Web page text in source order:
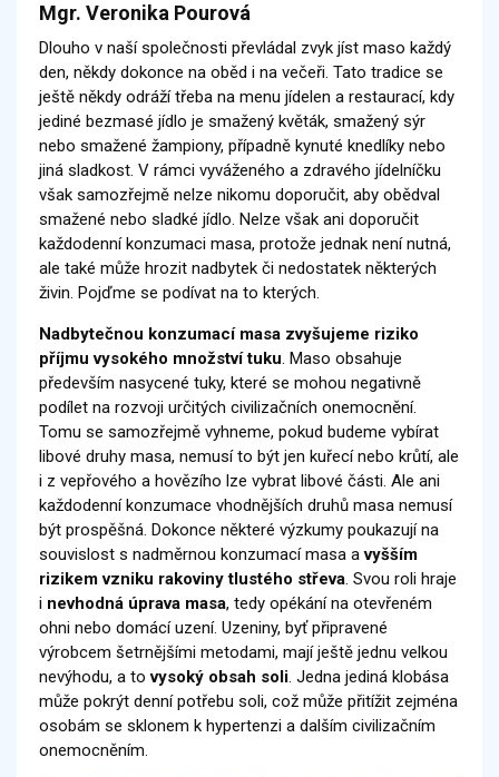
Mgr. Veronika Pourová
Dlouho v naší společnosti převládal zvyk jíst maso každý
den, někdy dokonce na oběd i na večeři. Tato tradice se
ještě někdy odráží třeba na menu jídelen a restaurací, kdy
jediné bezmasé jídlo je smažený květák, smažený sýr
nebo smažené žampiony, případně kynuté knedlíky nebo
jiná sladkost. V rámci vyváženého a zdravého jídelníčku
však samozřejmě nelze nikomu doporučit, aby obědval
smažené nebo sladké jídlo. Nelze však ani doporučit
každodenní konzumaci masa, protože jednak není nutná,
ale také může hrozit nadbytek či nedostatek některých
živin. Pojďme se podívat na to kterých.
Nadbytečnou konzumací masa zvyšujeme riziko
příjmu vysokého množství tuku. Maso obsahuje
především nasycené tuky, které se mohou negativně
podílet na rozvoji určitých civilizačních onemocnění.
Tomu se samozřejmě vyhneme, pokud budeme vybírat
libové druhy masa, nemusí to být jen kuřecí nebo krůtí, ale
i z vepřového a hovězího lze vybrat libové části. Ale ani
každodenní konzumace vhodnějších druhů masa nemusí
být prospěšná. Dokonce některé výzkumy poukazují na
souvislost s nadměrnou konzumací masa avyšším
rizikem vzniku rakoviny tlustého střeva. Svou roli hraje
i nevhodná úprava masa, tedy opékání na otevřeném
ohni nebo domácí uzení. Uzeniny, byť připravené
výrobcem šetrnějšími metodami, mají ještě jednu velkou
nevýhodu, a tovysoký obsah soli. Jedna jediná klobása
může pokrýt denní potřebu soli, což může přitížit zejména
osobám se sklonem k hypertenzi a dalším civilizačním
onemocněním.